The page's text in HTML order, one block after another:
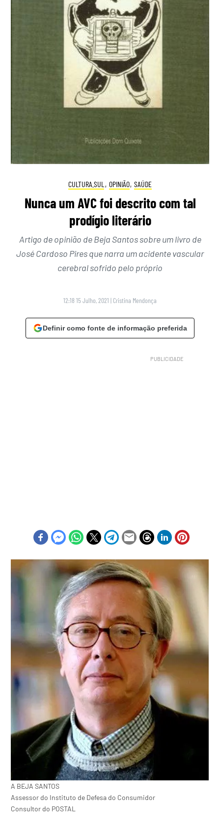
CULTURA.SUL , OPINIÃO, SAÚDE
Nunca um AVC foi descrito com tal
prodígio literário
Artigo de opinião de Beja Santos sobre um livro de
José Cardoso Pires que narra um acidente vascular
cerebral sofrido pelo próprio
12:18 15 Julho, 2021 | Cristina Mendonça
Definir como fonte de informação preferida
A BEJA SANTOS
Assessor do Instituto de Defesa do Consumidor
Consultor do POSTAL